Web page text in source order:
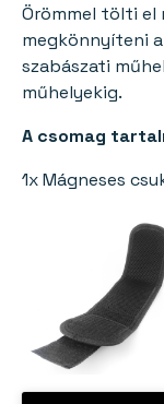
Örömmel tölti el
megkönnyíteni
szabászati
műhelyekig.
A csomag
1x Mágneses